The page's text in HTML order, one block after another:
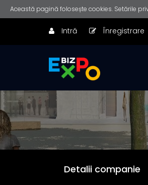
Această pagină folosește cookies. Setările
Intră Înregistrare
Detalii companie